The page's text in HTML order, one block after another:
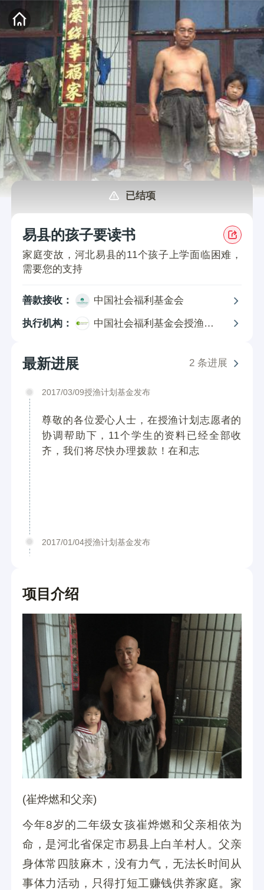
已结项
易县的孩子要读书
家庭变故，河北易县的11个孩子上学面临困难，
需要您的支持
善款接收： 中国社会福利基金会
执行机构：
中国社会福利基金会授渔计
最新进展 2 条进展
2017/03/09授渔计划基金发布
尊敬的各位爱心人士，在授渔计划志愿者的
协调帮助下，11个学生的资料已经全部收
齐，我们将尽快办理拨款！在和志愿者沟通
2017/01/04授渔计划基金发布
项目介绍
(崔烨燃和父亲)
今年8岁的二年级女孩崔烨燃和父亲相依为
命，是河北省保定市易县上白羊村人。父亲
身体常四肢麻木，没有力气，无法长时间从
事体力活动，只得打短工赚钱供养家庭。家